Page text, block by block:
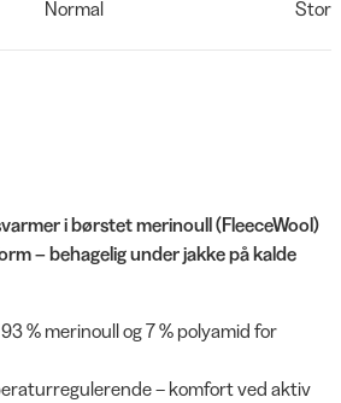
Normal Stor
i børstet merinoull (FleeceWool)
– behagelig under jakke på kalde
% merinoull og 7 % polyamid for
– komfort ved aktiv